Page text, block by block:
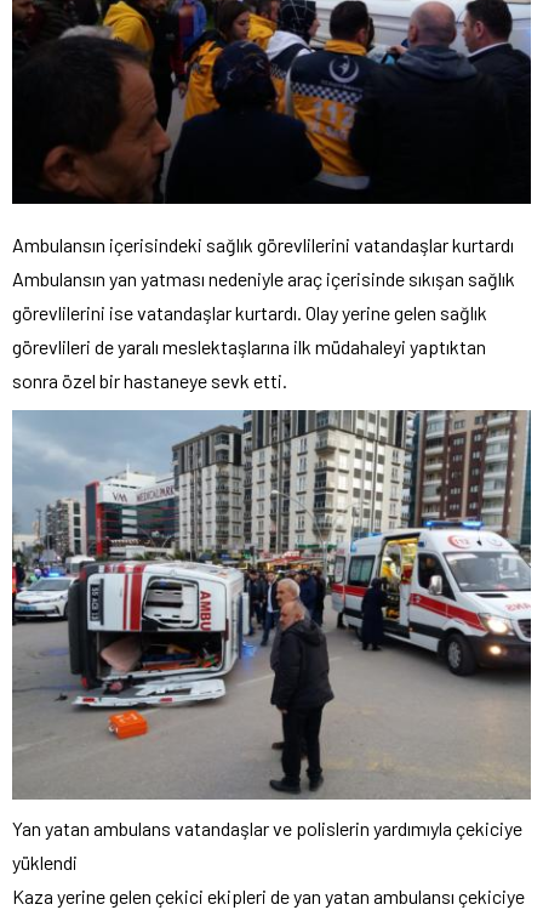
Ambulansın içerisindeki sağlık görevlilerini vatandaşlar kurtardı
Ambulansın yan yatması nedeniyle araç içerisinde sıkışan sağlık
görevlilerini ise vatandaşlar kurtardı. Olay yerine gelen sağlık
görevlileri de yaralı meslektaşlarına ilk müdahaleyi yaptıktan
sonra özel bir hastaneye sevk etti.
Yan yatan ambulans vatandaşlar ve polislerin yardımıyla çekiciye
yüklendi
Kaza yerine gelen çekici ekipleri de yan yatan ambulansı çekiciye